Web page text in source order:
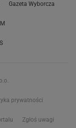
Gazeta Wyborcza
prywatności
Zgłoś uwagi